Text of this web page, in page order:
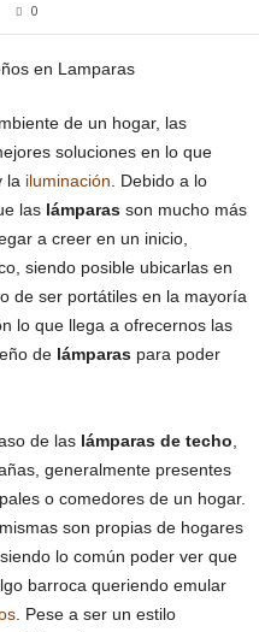
0
de un hogar, las
soluciones en lo que
la iluminación . Debido a lo
las lámparas son mucho más
a creer en un inicio,
siendo posible ubicarlas en
de ser portátiles en la mayoría
lo que llega a ofrecernos las
de lámparas para poder
de las lámparas de techo
generalmente presentes
o comedores de un hogar.
son propias de hogares
lo común poder ver que
barroca queriendo emular
. Pese a ser un estilo